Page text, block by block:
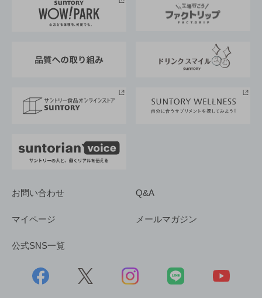
地域情報
サントリーサンバーズ大阪
サントリーが考えるサステナビリティ経営
企業概要
採用情報
お問い合わせ Q&A
マイページ メールマガジン
公式SNS一覧